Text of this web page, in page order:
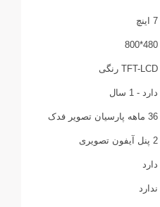
7 اینچ
480*800
TFT-LCD رنگی
دارد - 1 سال
36 ماهه پارسیان تصویر فدک
2 پنل آیفون تصویری
دارد
ندارد